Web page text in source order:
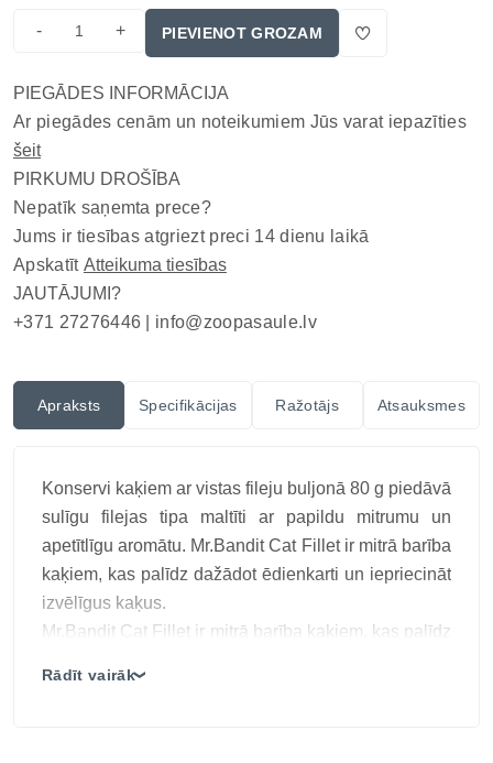
- + PIEVIENOT GROZAM
PIEGĀDES INFORMĀCIJA
Ar piegādes cenām un noteikumiem Jūs varat iepazīties
šeit
PIRKUMU DROŠĪBA
Nepatīk saņemta prece?
Jums ir tiesības atgriezt preci 14 dienu laikā
Apskatīt Atteikuma tiesības
JAUTĀJUMI?
+371 27276446 | info@zoopasaule.lv
Apraksts Specifikācijas Ražotājs Atsauksmes
Konservi kaķiem ar vistas fileju buljonā 80 g piedāvā
sulīgu filejas tipa maltīti ar papildu mitrumu un
apetītlīgu aromātu. Mr.Bandit Cat Fillet ir mitrā barība
kaķiem, kas palīdz dažādot ēdienkarti un iepriecināt
izvēlīgus kaķus.
Mr.Bandit Cat Fillet ir mitrā barība kaķiem, kas palīdz
Rādīt vairāk❯